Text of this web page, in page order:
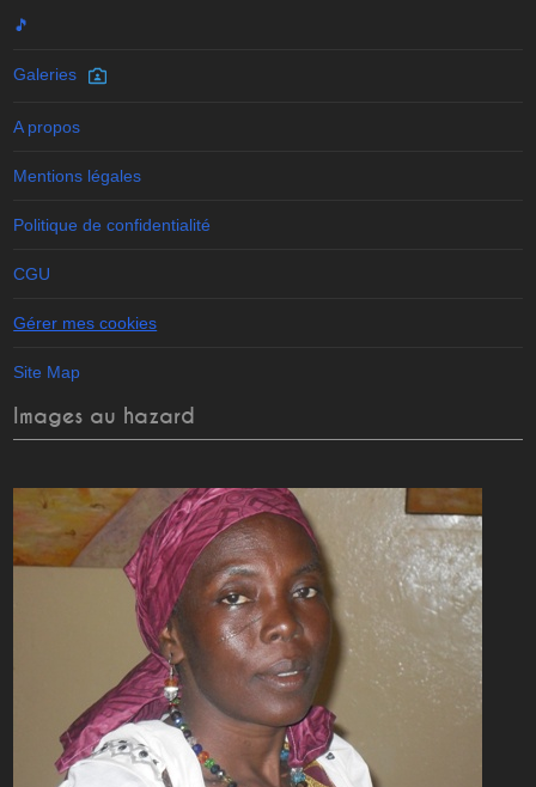
🎵
Galeries
A propos
Mentions légales
Politique de confidentialité
CGU
Gérer mes cookies
Site Map
Images au hazard